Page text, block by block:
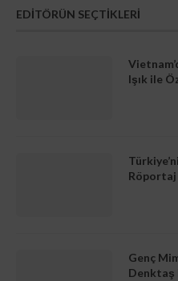
EDITÖRÜN SEÇTIKLERI
Işık ile
Röportaj
Genç
Denktaş